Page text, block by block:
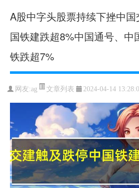
A股中字头股票持续下挫中
国铁建跌超8%中国通号、中
铁跌超7%
网友:ag 文章列表 2024-04-14